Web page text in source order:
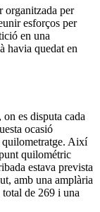
organitzada per
esforços per
en una
havia quedat en
es disputa cada
ocasió
quilometratge. Així
quilométric
estava prevista
amb una amplària
de 269 i una